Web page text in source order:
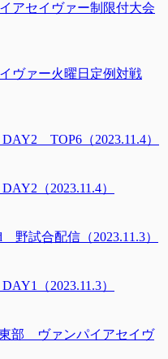
アセイヴァー制限付大会
ヴァー火曜日定例対戦
TOP6（2023.11.4）
（2023.11.4）
野試合配信（2023.11.3）
（2023.11.3）
部 ヴァンパイアセイヴ